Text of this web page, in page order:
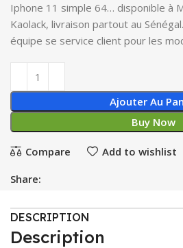
Iphone 11 simple 64… disponible à
Kaolack, livraison partout au
équipe se service client pour les
Ajouter Au
Buy Now
Compare Add to wishlist
Share:
DESCRIPTION
Description